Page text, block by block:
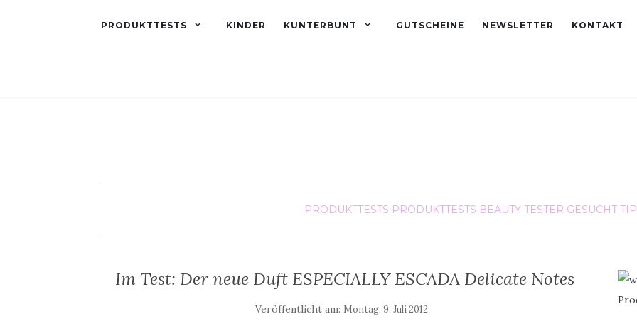
PRODUKTTESTS KINDER KUNTERBUNT GUTSCHEINE NEWSLETTER KONTAKT
PRODUKTTESTS PRODUKTTESTS BEAUTY TESTER GESUCHT
Im Test: Der neue Duft ESPECIALLY ESCADA Delicate Notes
Veröffentlicht am: Montag, 9. Juli 2012